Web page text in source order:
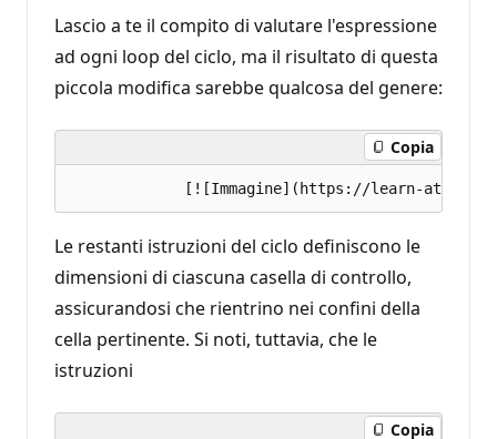
Lascio a te il compito di valutare l'espressione
ad ogni loop del ciclo, ma il risultato di questa
piccola modifica sarebbe qualcosa del genere:
Copia
Le restanti istruzioni del ciclo definiscono le
dimensioni di ciascuna casella di controllo,
assicurandosi che rientrino nei confini della
cella pertinente. Si noti, tuttavia, che le
istruzioni
Copia